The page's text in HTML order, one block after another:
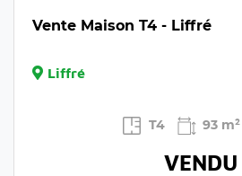
Vente Maison T4 - Liffré
Liffré
T4 93 m²
VENDU